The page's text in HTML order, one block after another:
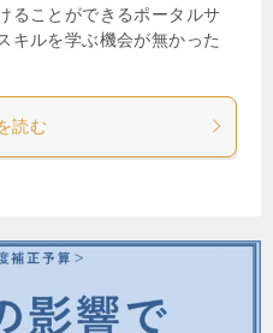
ることができるポータルサ
キルを学ぶ機会が無かった
読む